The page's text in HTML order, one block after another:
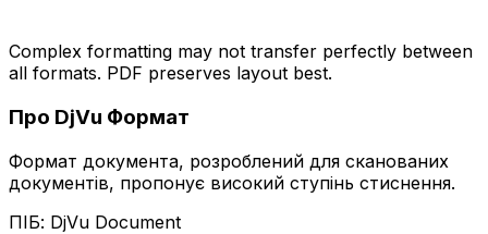
Complex formatting may not transfer perfectly between
all formats. PDF preserves layout best.
Про DjVu Формат
Формат документа, розроблений для сканованих
документів, пропонує високий ступінь стиснення.
ПІБ: DjVu Document